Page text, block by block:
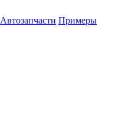
Автозапчасти Примеры